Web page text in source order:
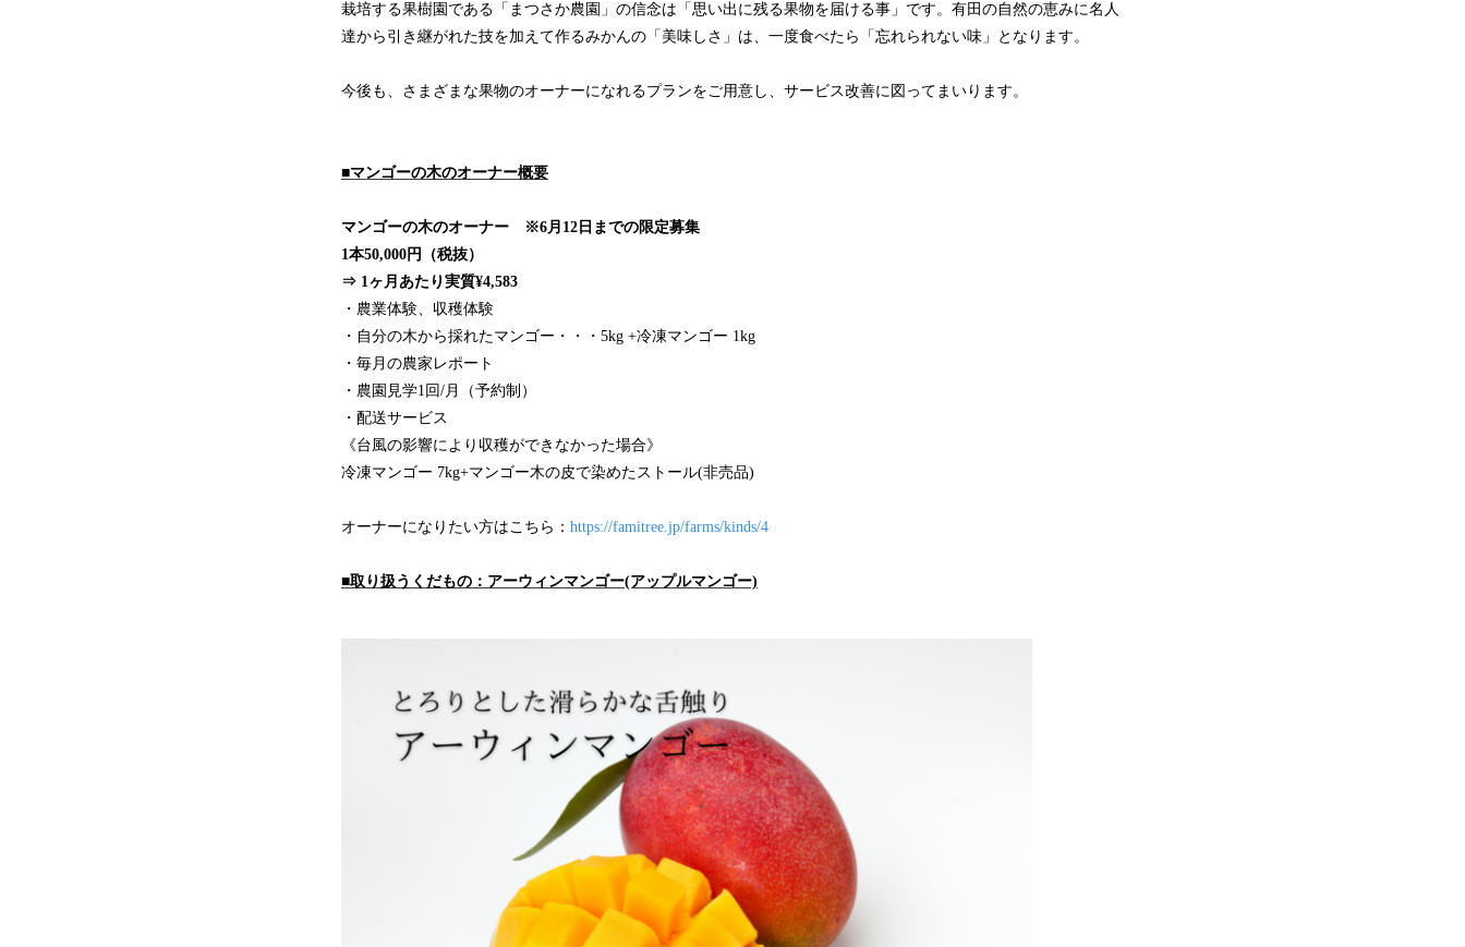
栽培する果樹園である「まつさか農園」の信念は「思い出に残る果物を届ける事」です。有田の自然の恵みに名人
達から引き継がれた技を加えて作るみかんの「美味しさ」は、一度食べたら「忘れられない味」となります。
今後も、さまざまな果物のオーナーになれるプランをご用意し、サービス改善に図ってまいります。
■マンゴーの木のオーナー概要
マンゴーの木のオーナー ※6月12日までの限定募集
1本50,000円（税抜）
⇒ 1ヶ月あたり実質¥4,583
・農業体験、収穫体験
・自分の木から採れたマンゴー・・・5kg +冷凍マンゴー 1kg
・毎月の農家レポート
・農園見学1回/月（予約制）
・配送サービス
《台風の影響により収穫ができなかった場合》
冷凍マンゴー 7kg+マンゴー木の皮で染めたストール(非売品)
オーナーになりたい方はこちら： https://famitree.jp/farms/kinds/4
■取り扱うくだもの：アーウィンマンゴー(アップルマンゴー)